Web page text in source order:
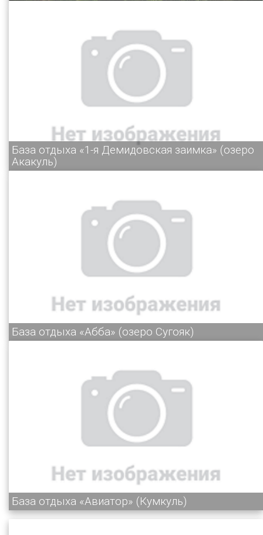
База отдыха «1-я Демидовская заимка» (озеро
Акакуль)
База отдыха «Абба» (озеро Сугояк)
База отдыха «Авиатор» (Кумкуль)